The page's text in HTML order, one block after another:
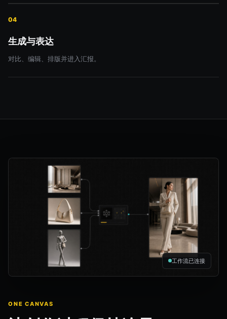
04
生成与表达
对比、编辑、排版并进入汇报。
工作流已连接
ONE CANVAS